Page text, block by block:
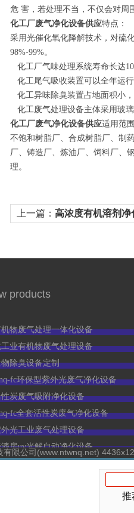
危 害，若处理不当，不仅会对周
化工厂废气净化设备供应特点：
采用光催化氧化降解技术，对硫
98%-99%。
化工厂气味处理系统寿命长达
化工尾气吸收装置可以全年运
化工异味除臭装置占地面积小
化工废气处理设备主体采用玻
化工厂废气净化设备供应适用范
不饱和树脂厂、合成树脂厂、制
厂、铸造厂、炼油厂、饲料厂、
理。
上一篇： 高浓度有机溶剂净
products
物废气处理一体化设备
业有机物废气处理设备
除臭设备定制
fc环保型紫外光废气净化设备
炭废气吸附净化设备
fc全套活性炭废气净化设备
光工业废气处理设备
房uv光解自动净化设备
有限公司(www.ntwnq.net)
推